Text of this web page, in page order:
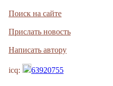
Поиск на сайте
Прислать новость
Написать автору
icq: 63920755